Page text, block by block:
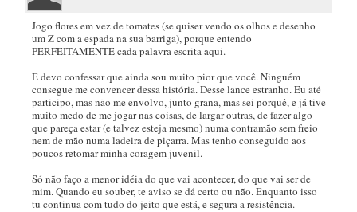
Jogo flores em vez de tomates (se quiser vendo os olhos e desenho
um Z com a espada na sua barriga), porque entendo
PERFEITAMENTE cada palavra escrita aqui.
E devo confessar que ainda sou muito pior que você. Ninguém
consegue me convencer dessa história. Desse lance estranho. Eu até
participo, mas não me envolvo, junto grana, mas sei porquê, e já tive
muito medo de me jogar nas coisas, de largar outras, de fazer algo
que pareça estar (e talvez esteja mesmo) numa contramão sem freio
nem de mão numa ladeira de piçarra. Mas tenho conseguido aos
poucos retomar minha coragem juvenil.
Só não faço a menor idéia do que vai acontecer, do que vai ser de
mim. Quando eu souber, te aviso se dá certo ou não. Enquanto isso
tu continua com tudo do jeito que está, e segura a resistência.